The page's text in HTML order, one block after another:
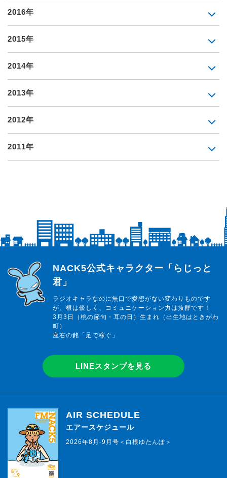
2016年
2015年
2014年
2013年
2012年
2011年
らじっと君
NACK5公式キャラクター「らじっと
君」
ラジオキャラなのに無口で愛想がない変わりものです
が、根は優しく、コミュニケーション力は抜群です！
3月3日（桃の節句・耳の日）生まれ（出生地はときがわ
町）
座右の銘「足で稼ぐ」
LINEスタンプを見る
AIR SCHEDULE
エアースケジュール
2026年8月-9月号＜白根ゆたんぽ＞